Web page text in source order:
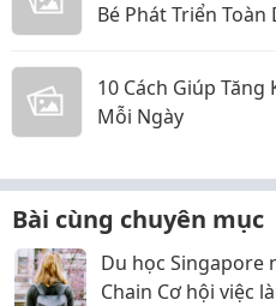
Bé Phát Triển Toàn
10 Cách Giúp Tăng
Mỗi Ngày
Bài cùng chuyên mục
Du học Singapore
Chain Cơ hội việc